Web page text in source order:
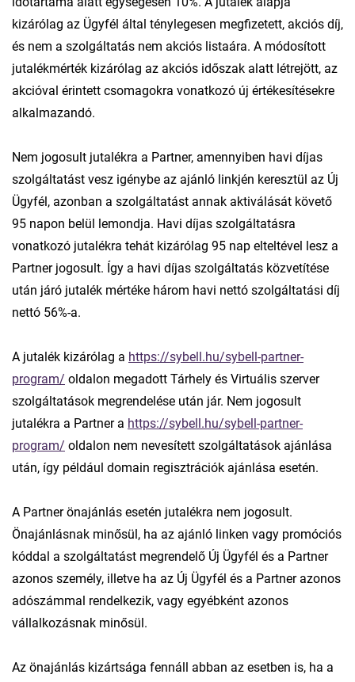
kizárólag az Ügyfél által ténylegesen megfizetett, akciós díj,
és nem a szolgáltatás nem akciós listaára. A módosított
jutalékmérték kizárólag az akciós időszak alatt létrejött, az
akcióval érintett csomagokra vonatkozó új értékesítésekre
alkalmazandó.
Nem jogosult jutalékra a Partner, amennyiben havi díjas
szolgáltatást vesz igénybe az ajánló linkjén keresztül az Új
Ügyfél, azonban a szolgáltatást annak aktiválását követő
95 napon belül lemondja. Havi díjas szolgáltatásra
vonatkozó jutalékra tehát kizárólag 95 nap elteltével lesz a
Partner jogosult. Így a havi díjas szolgáltatás közvetítése
után járó jutalék mértéke három havi nettó szolgáltatási díj
nettó 56%-a.
A jutalék kizárólag a https://sybell.hu/sybell-partner-
program/ oldalon megadott Tárhely és Virtuális szerver
szolgáltatások megrendelése után jár. Nem jogosult
jutalékra a Partner a https://sybell.hu/sybell-partner-
program/ oldalon nem nevesített szolgáltatások ajánlása
után, így például domain regisztrációk ajánlása esetén.
A Partner önajánlás esetén jutalékra nem jogosult.
Önajánlásnak minősül, ha az ajánló linken vagy promóciós
kóddal a szolgáltatást megrendelő Új Ügyfél és a Partner
azonos személy, illetve ha az Új Ügyfél és a Partner azonos
adószámmal rendelkezik, vagy egyébként azonos
vállalkozásnak minősül.
Az önajánlás kizártsága fennáll abban az esetben is, ha a